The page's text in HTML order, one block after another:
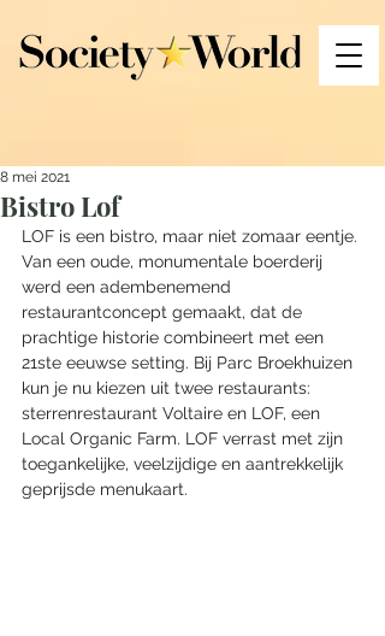
Bistro Lof
8 mei 2021
LOF is een bistro, maar niet zomaar eentje.
Van een oude, monumentale boerderij
werd een adembenemend
restaurantconcept gemaakt, dat de
prachtige historie combineert met een
21ste eeuwse setting. Bij Parc Broekhuizen
kun je nu kiezen uit twee restaurants:
sterrenrestaurant Voltaire en LOF, een
Local Organic Farm. LOF verrast met zijn
toegankelijke, veelzijdige en aantrekkelijk
geprijsde menukaart.